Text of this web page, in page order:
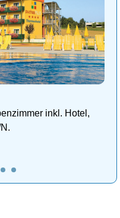
inkl. Hotel,